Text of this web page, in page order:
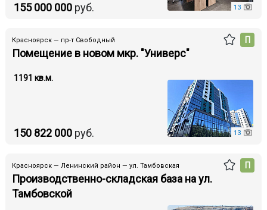
13
155 000 000руб.
Красноярск — пр-т Свободный
Помещение в новом мкр. "Универс"
П
13
150 822 000руб.
1191 кв.м.
Красноярск — Ленинский район — ул. Тамбовская
Производственно-складская база на ул.
Тамбовской
П